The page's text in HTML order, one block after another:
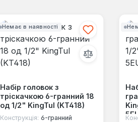
Немає в наявності
Набір головок з
тріскачкою 6-гранний 18
од 1/2" KingTul (KT418)
Конструкція: 6-гранний